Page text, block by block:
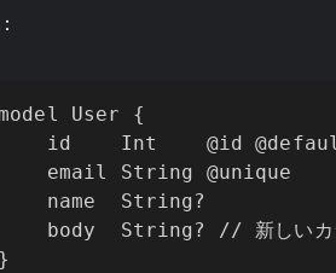
User {
id    Int    @id
email String @unique
name  String?
body  String? // 新しいカ
}